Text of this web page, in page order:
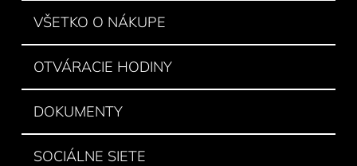
VŠETKO O NÁKUPE
OTVÁRACIE HODINY
DOKUMENTY
SOCIÁLNE SIETE